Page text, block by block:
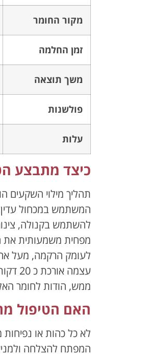
מקור החומר
זמן החלמה
משך תוצאה
פולשנות
עלות
כיצד מתבצע
תהליך מילוי השקעים
המשתמש במכחול עדין
להשתמש בקנולה,
מפחית משמעותית את
לעומק הרקמה, מעל
ממש, הודות לחומר
האם הטיפול
לא כל כהות או נפיחות